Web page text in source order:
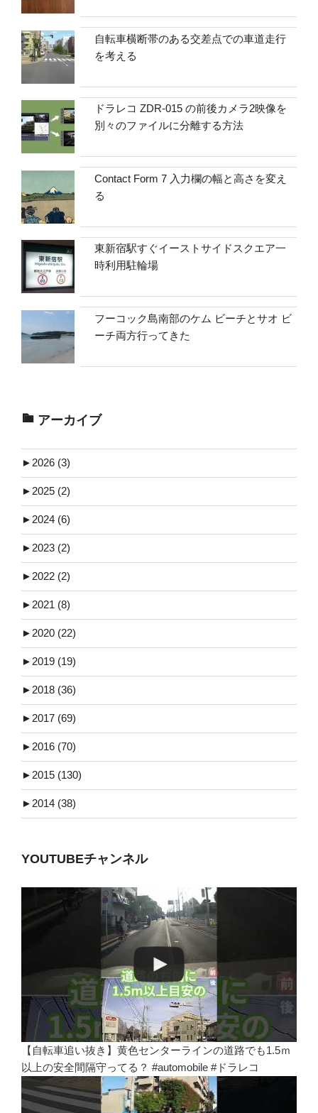
自転車横断帯のある交差点での車道走行
を考える
ドラレコ ZDR-015 の前後カメラ2映像を
別々のファイルに分離する方法
Contact Form 7 入力欄の幅と高さを変え
る
東新宿駅すぐイーストサイドスクエア一
時利用駐輪場
フーコック島南部のケム ビーチとサオ ビ
ーチ両方行ってきた
アーカイブ
► 2026 (3)
► 2025 (2)
► 2024 (6)
► 2023 (2)
► 2022 (2)
► 2021 (8)
► 2020 (22)
► 2019 (19)
► 2018 (36)
► 2017 (69)
► 2016 (70)
► 2015 (130)
► 2014 (38)
YOUTUBEチャンネル
【自転車追い抜き】黄色センターラインの道路でも1.5ｍ
以上の安全間隔守ってる？ #automobile #ドラレコ